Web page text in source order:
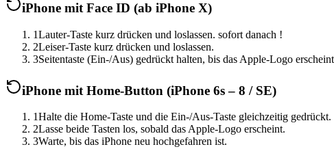
iPhone mit Face ID (ab iPhone X)
1Lauter-Taste kurz drücken und loslassen. sofort danach !
2Leiser-Taste kurz drücken und loslassen.
3Seitentaste (Ein-/Aus) gedrückt halten, bis das Apple-Logo
iPhone mit Home-Button (iPhone 6s – 8 / SE)
1Halte die Home-Taste und die Ein-/Aus-Taste gleichzeitig gedrückt.
2Lasse beide Tasten los, sobald das Apple-Logo erscheint.
3Warte, bis das iPhone neu hochgefahren ist.